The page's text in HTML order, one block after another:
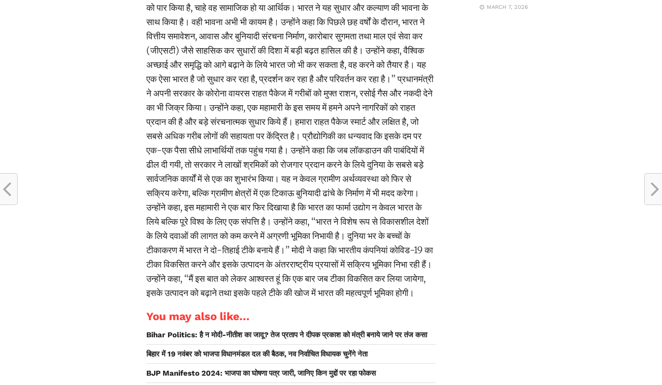
को पार किया है, चाहे वह सामाजिक हो या आर्थिक। भारत ने यह सुधार और कल्याण की भावना के
साथ किया है। वही भावना अभी भी कायम है। उन्होंने कहा कि पिछले छह वर्षों के दौरान, भारत ने
वित्तीय समावेशन, आवास और बुनियादी संरचना निर्माण, कारोबार सुगमता तथा माल एवं सेवा कर
(जीएसटी) जैसे साहसिक कर सुधारों की दिशा में बड़ी बढ़त हासिल की है। उन्होंने कहा, वैश्विक
अच्छाई और समृद्धि को आगे बढ़ाने के लिये भारत जो भी कर सकता है, वह करने को तैयार है। यह
एक ऐसा भारत है जो सुधार कर रहा है, प्रदर्शन कर रहा है और परिवर्तन कर रहा है।’’ प्रधानमंत्री
ने अपनी सरकार के कोरोना वायरस राहत पैकेज में गरीबों को मुफ्त राशन, रसोई गैस और नकदी देने
का भी जिक्र किया। उन्होंने कहा, एक महामारी के इस समय में हमने अपने नागरिकों को राहत
प्रदान की है और बड़े संरचनात्मक सुधार किये हैं। हमारा राहत पैकेज स्मार्ट और लक्षित है, जो
सबसे अधिक गरीब लोगों की सहायता पर केंद्रित है। प्रौद्योगिकी का धन्यवाद कि इसके दम पर
एक-एक पैसा सीधे लाभार्थियों तक पहुंच गया है। उन्होंने कहा कि जब लॉकडाउन की पाबंदियों में
ढील दी गयी, तो सरकार ने लाखों श्रमिकों को रोजगार प्रदान करने के लिये दुनिया के सबसे बड़े
सार्वजनिक कार्यों में से एक का शुभारंभ किया। यह न केवल ग्रामीण अर्थव्यवस्था को फिर से
सक्रिय करेगा, बल्कि ग्रामीण क्षेत्रों में एक टिकाऊ बुनियादी ढांचे के निर्माण में भी मदद करेगा।
उन्होंने कहा, इस महामारी ने एक बार फिर दिखाया है कि भारत का फार्मा उद्योग न केवल भारत के
लिये बल्कि पूरे विश्व के लिए एक संपत्ति है। उन्होंने कहा, ‘‘भारत ने विशेष रूप से विकासशील देशों
के लिये दवाओं की लागत को कम करने में अग्रणी भूमिका निभायी है। दुनिया भर के बच्चों के
टीकाकरण में भारत ने दो-तिहाई टीके बनाये हैं।’’ मोदी ने कहा कि भारतीय कंपनियां कोविड-19 का
टीका विकसित करने और इसके उत्पादन के अंतरराष्ट्रीय प्रयासों में सक्रिय भूमिका निभा रही हैं।
उन्होंने कहा, ‘‘मैं इस बात को लेकर आश्वस्त हूं कि एक बार जब टीका विकसित कर लिया जायेगा,
इसके उत्पादन को बढ़ाने तथा इसके पहले टीके की खोज में भारत की महत्वपूर्ण भूमिका होगी।
You may also like...
Bihar Politics: है न मोदी-नीतीश का जादू? तेज प्रताप ने दीपक प्रकाश को मंत्री बनाये जाने पर तंज कसा
बिहार में 19 नवंबर को भाजपा विधानमंडल दल की बैठक, नव निर्वाचित विधायक चुनेंगे नेता
BJP Manifesto 2024: भाजपा का घोषणा पत्र जारी, जानिए किन मुद्दों पर रहा फोकस
MARCH 7, 2026